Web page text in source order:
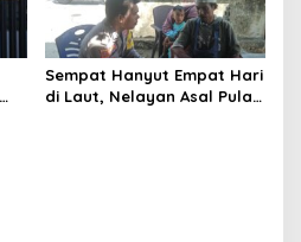
Sempat Hanyut Empat Hari
di Laut, Nelayan Asal Pulau